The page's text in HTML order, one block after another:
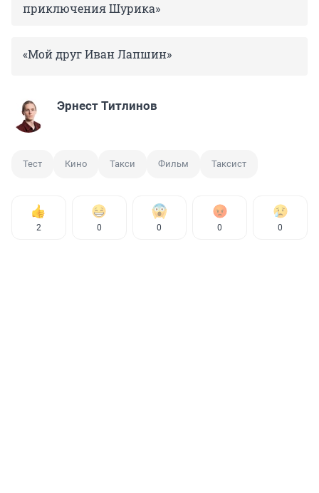
приключения Шурика»
«Мой друг Иван Лапшин»
Эрнест Титлинов
Тест Кино Такси Фильм Таксист
2 0 0 0 0